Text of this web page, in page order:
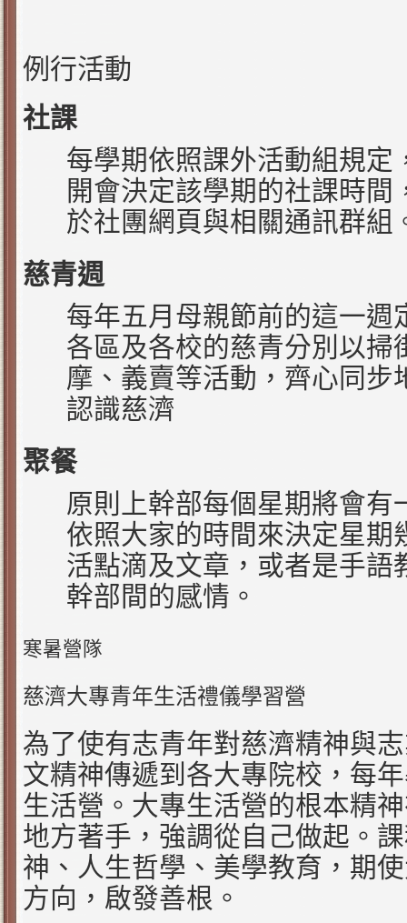
例行活動
社課
每學期依照課外活動組規定
開會決定該學期的社課時間
於社團網頁與相關通訊群組
慈青週
每年五月母親節前的這一週
各區及各校的慈青分別以掃
摩、義賣等活動，齊心同步
認識慈濟
聚餐
原則上幹部每個星期將會有
依照大家的時間來決定星期
活點滴及文章，或者是手語
幹部間的感情。
寒暑營隊
慈濟大專青年生活禮儀學習營
為了使有志青年對慈濟精神與
文精神傳遞到各大專院校，每
生活營。大專生活營的根本精
地方著手，強調從自己做起。
神、人生哲學、美學教育，期
方向，啟發善根。